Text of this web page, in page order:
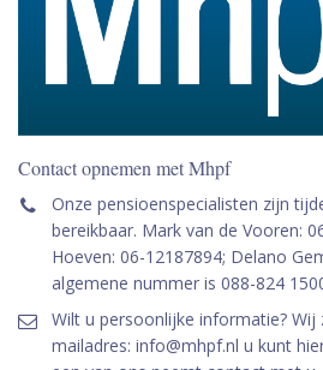
Contact opnemen met Mhpf
Onze pensioenspecialisten zijn
bereikbaar. Mark van de Vooren:
Hoeven: 06-12187894; Delano
algemene nummer is 088-824
Wilt u persoonlijke informatie? Wij
mailadres: info@mhpf.nl u kunt